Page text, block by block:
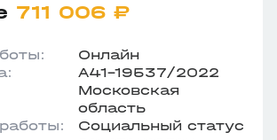
711 006 ₽
Онлайн
А41-19537/2022
Московская
область
Социальный статус